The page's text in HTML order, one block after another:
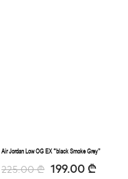
Air Jordan Low OG EX “black Smoke Grey”
225.00₾ 199.00 ₾